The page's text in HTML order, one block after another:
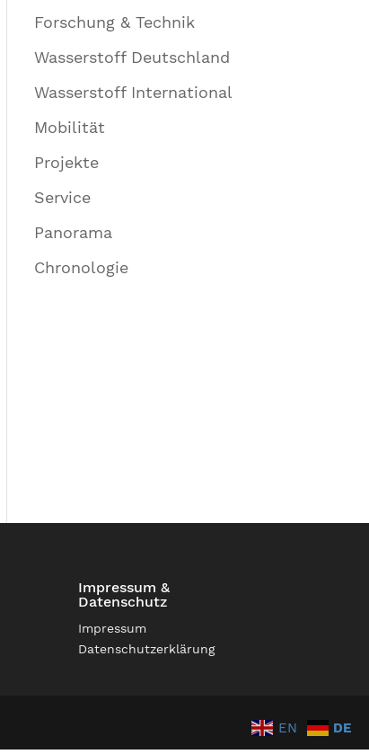
Forschung & Technik
Wasserstoff Deutschland
Wasserstoff International
Mobilität
Projekte
Service
Panorama
Chronologie
Impressum &
Datenschutz
Impressum
Datenschutzerklärung
EN DE